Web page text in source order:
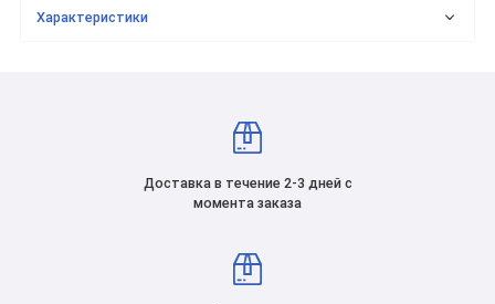
Характеристики
Доставка в течение 2-3 дней с
момента заказа